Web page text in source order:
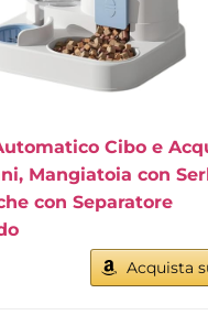
Cibo e
Mangiatoia con
con Separatore
Acquista